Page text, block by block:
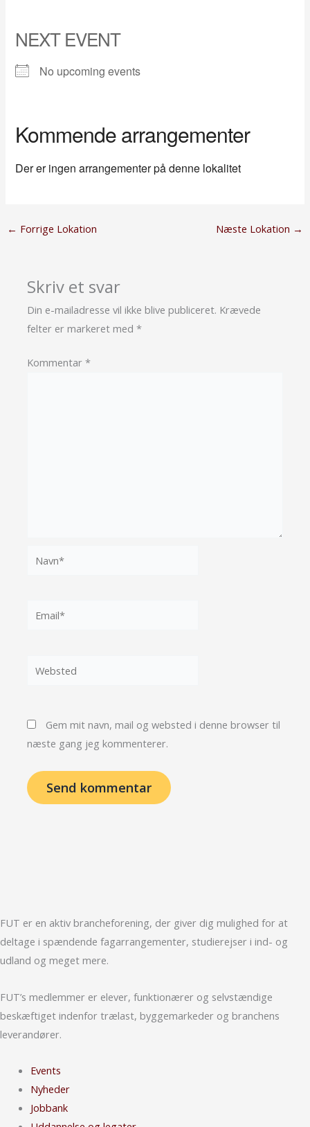
NEXT EVENT
No upcoming events
Kommende arrangementer
Der er ingen arrangementer på denne lokalitet
← Forrige Lokation Næste Lokation →
Skriv et svar
Din e-mailadresse vil ikke blive publiceret. Krævede
felter er markeret med*
Kommentar*
Gem mit navn, mail og websted i denne browser til
næste gang jeg kommenterer.
FUT er en aktiv branche­forening, der giver dig mulighed for at
deltage i spændende fag­arrangementer, studierejser i ind- og
udland og meget mere.
FUT’s medlemmer er elever, funktionærer og selvstændige
beskæftiget indenfor trælast, bygge­markeder og bran­chens
leverandører.
Events
Nyheder
Jobbank